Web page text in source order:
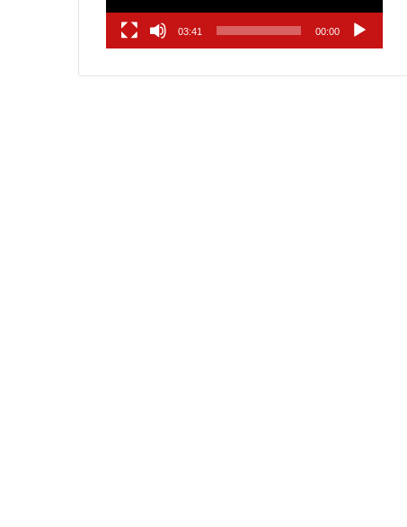
00:00
03:41